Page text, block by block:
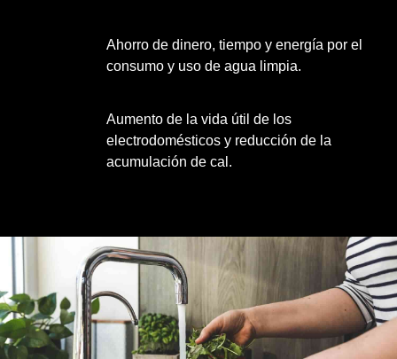
Ahorro de dinero, tiempo y energía por el
consumo y uso de agua limpia.
Aumento de la vida útil de los
electrodomésticos y reducción de la
acumulación de cal.